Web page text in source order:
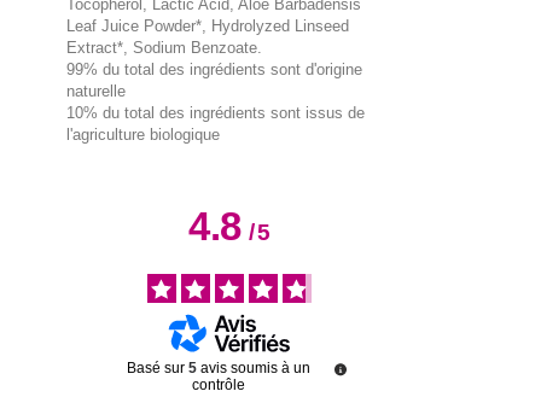
Tocopherol, Lactic Acid, Aloe Barbadensis
Leaf Juice Powder*, Hydrolyzed Linseed
Extract*, Sodium Benzoate.
99% du total des ingrédients sont d'origine
naturelle
10% du total des ingrédients sont issus de
l'agriculture biologique
4.8/5
Basé sur 5 avis soumis à un
contrôle